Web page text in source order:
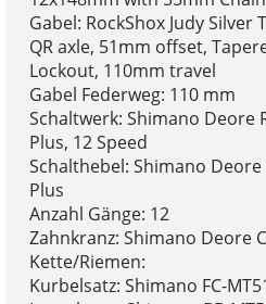
Gabel: RockShox Judy Silver
QR axle, 51mm offset,
Lockout, 110mm travel
Gabel Federweg: 110 mm
Schaltwerk: Shimano Deore
Plus, 12 Speed
Schalthebel: Shimano Deore
Plus
Anzahl Gänge: 12
Zahnkranz: Shimano Deore
Kette/Riemen:
Kurbelsatz: Shimano FC-